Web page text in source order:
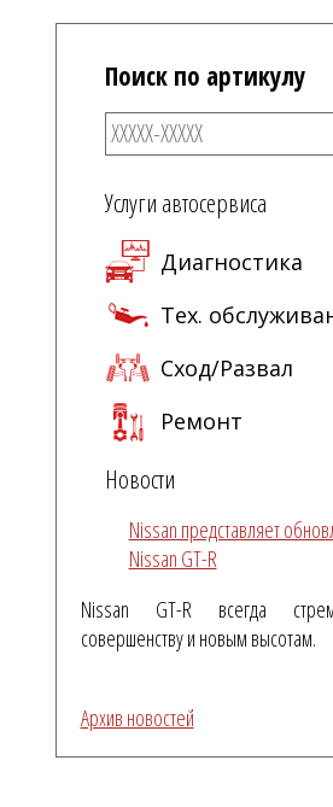
Поиск по артикулу
Услуги автосервиса
Диагностика
Тех.
Сход/Развал
Ремонт
Новости
Nissan представляет
Nissan GT-R
Nissan GT-R всегда
совершенству и новым высотам.
Архив новостей